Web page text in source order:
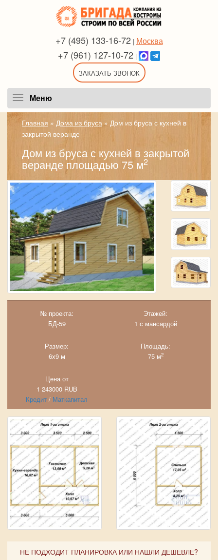
+7 (495) 133-16-72 | Москва
+7 (961) 127-10-72 |
ЗАКАЗАТЬ ЗВОНОК
Меню
Главная » Дома из бруса » Дом из бруса с кухней в
закрытой веранде
Дом из бруса с кухней в закрытой
веранде площадью 75 м2
№ проекта:
БД-59
Этажей:
1 с мансардой
Размер:
6х9 м
Площадь:
75 м2
Цена от
1 243000 RUB
Кредит / Маткапитал
НЕ ПОДХОДИТ ПЛАНИРОВКА ИЛИ НАШЛИ ДЕШЕВЛЕ?